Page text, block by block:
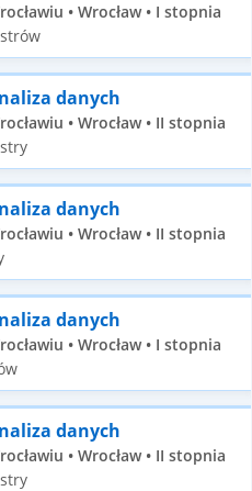
• Wrocław • I stopnia
danych
• Wrocław • II stopnia
danych
• Wrocław • II stopnia
danych
• Wrocław • I stopnia
danych
• Wrocław • II stopnia